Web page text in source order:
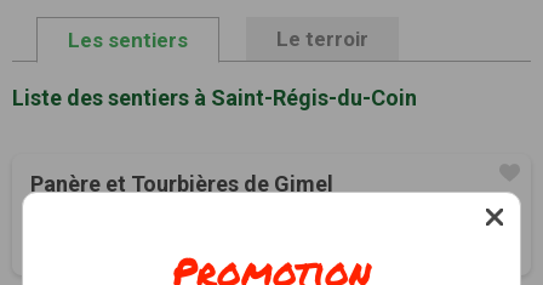
Les sentiers Le terroir
Liste des sentiers à Saint-Régis-du-Coin
Panère et Tourbières de Gimel
Promotion